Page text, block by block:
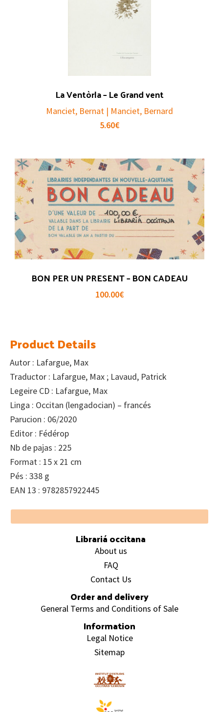
La Ventòrla – Le Grand vent
Manciet, Bernat | Manciet, Bernard
5.60€
BON PER UN PRESENT – BON CADEAU
100.00€
Product Details
Autor : Lafargue, Max
Traductor : Lafargue, Max ; Lavaud, Patrick
Legeire CD : Lafargue, Max
Linga : Occitan (lengadocian) – francés
Parucion : 06/2020
Editor : Fédérop
Nb de pajas : 225
Format : 15 x 21 cm
Pés : 338 g
EAN 13 : 9782857922445
Footer
Librariá occitana
About us
FAQ
Contact Us
Order and delivery
General Terms and Conditions of Sale
Information
Legal Notice
Sitemap